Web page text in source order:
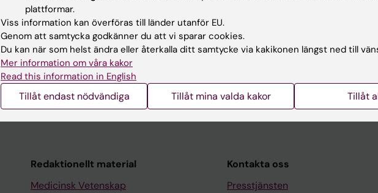
Redaktionellt material
Medicinsk Vetenskap
Kontakta oss
Presstjänsten
plattformar.
Viss information kan överföras till länder utanför EU.
Genom att samtycka godkänner du att vi sparar cookies.
Du kan när som helst ändra eller återkalla ditt samtycke via kakikonen längst ned till
Mer information om våra kakor
Read this information in English
Tillåt endast nödvändiga Tillåt mina valda kakor Tillåt